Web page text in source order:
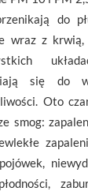
do
wraz z
się do
Oto
smog: